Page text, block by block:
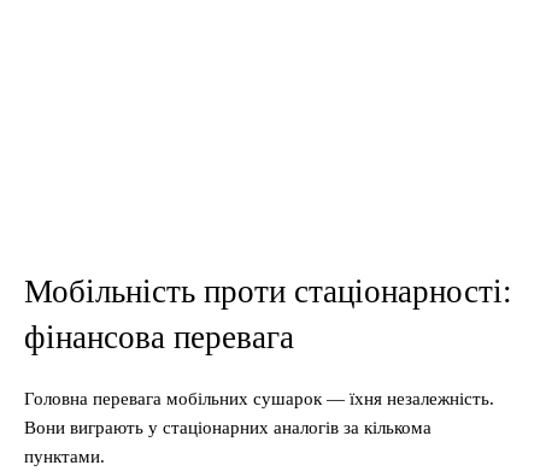
Мобільність проти стаціонарності:
фінансова перевага
Головна перевага мобільних сушарок — їхня незалежність.
Вони виграють у стаціонарних аналогів за кількома
пунктами.